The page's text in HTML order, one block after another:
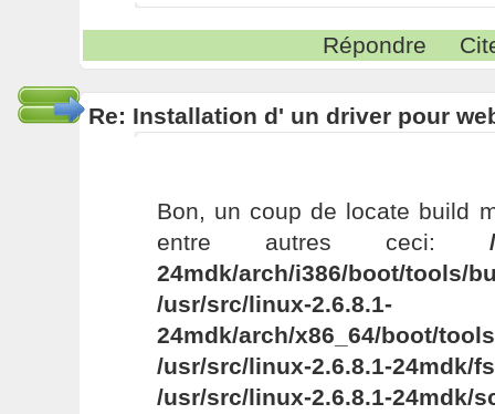
Répondre
Re: Installation d' un driver pour
Bon, un coup de locate build
entre autres ceci:
24mdk/arch/i386/boot/tools/
/usr/src/linux-2.6.8.1-
24mdk/arch/x86_64/boot/
/usr/src/linux-2.6.8.1-24mdk/
/usr/src/linux-2.6.8.1-24mdk/